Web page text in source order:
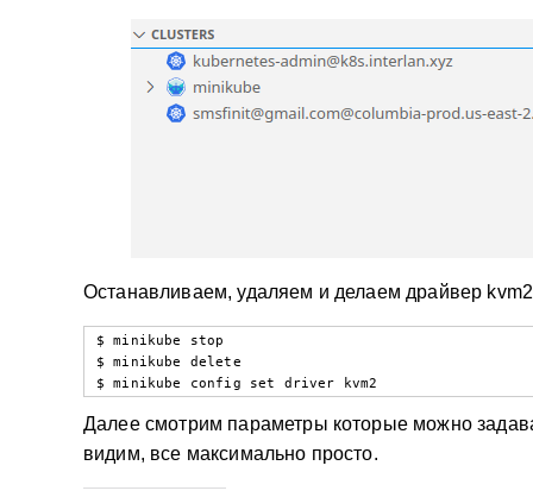
Останавливаем, удаляем и делаем драйвер
$ minikube stop
$ minikube delete
$ minikube config set driver kvm2
Далее смотрим параметры которые можно
видим, все максимально просто.